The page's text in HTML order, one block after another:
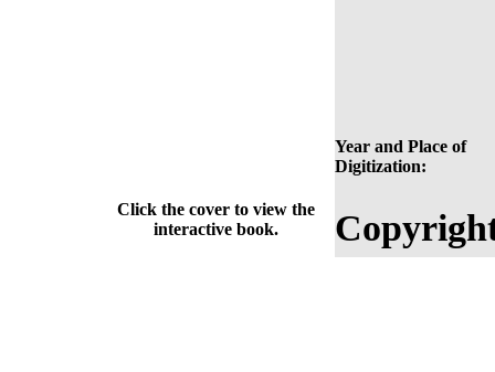
Year and Place of
Digitization:
Click the cover to view the
interactive book.